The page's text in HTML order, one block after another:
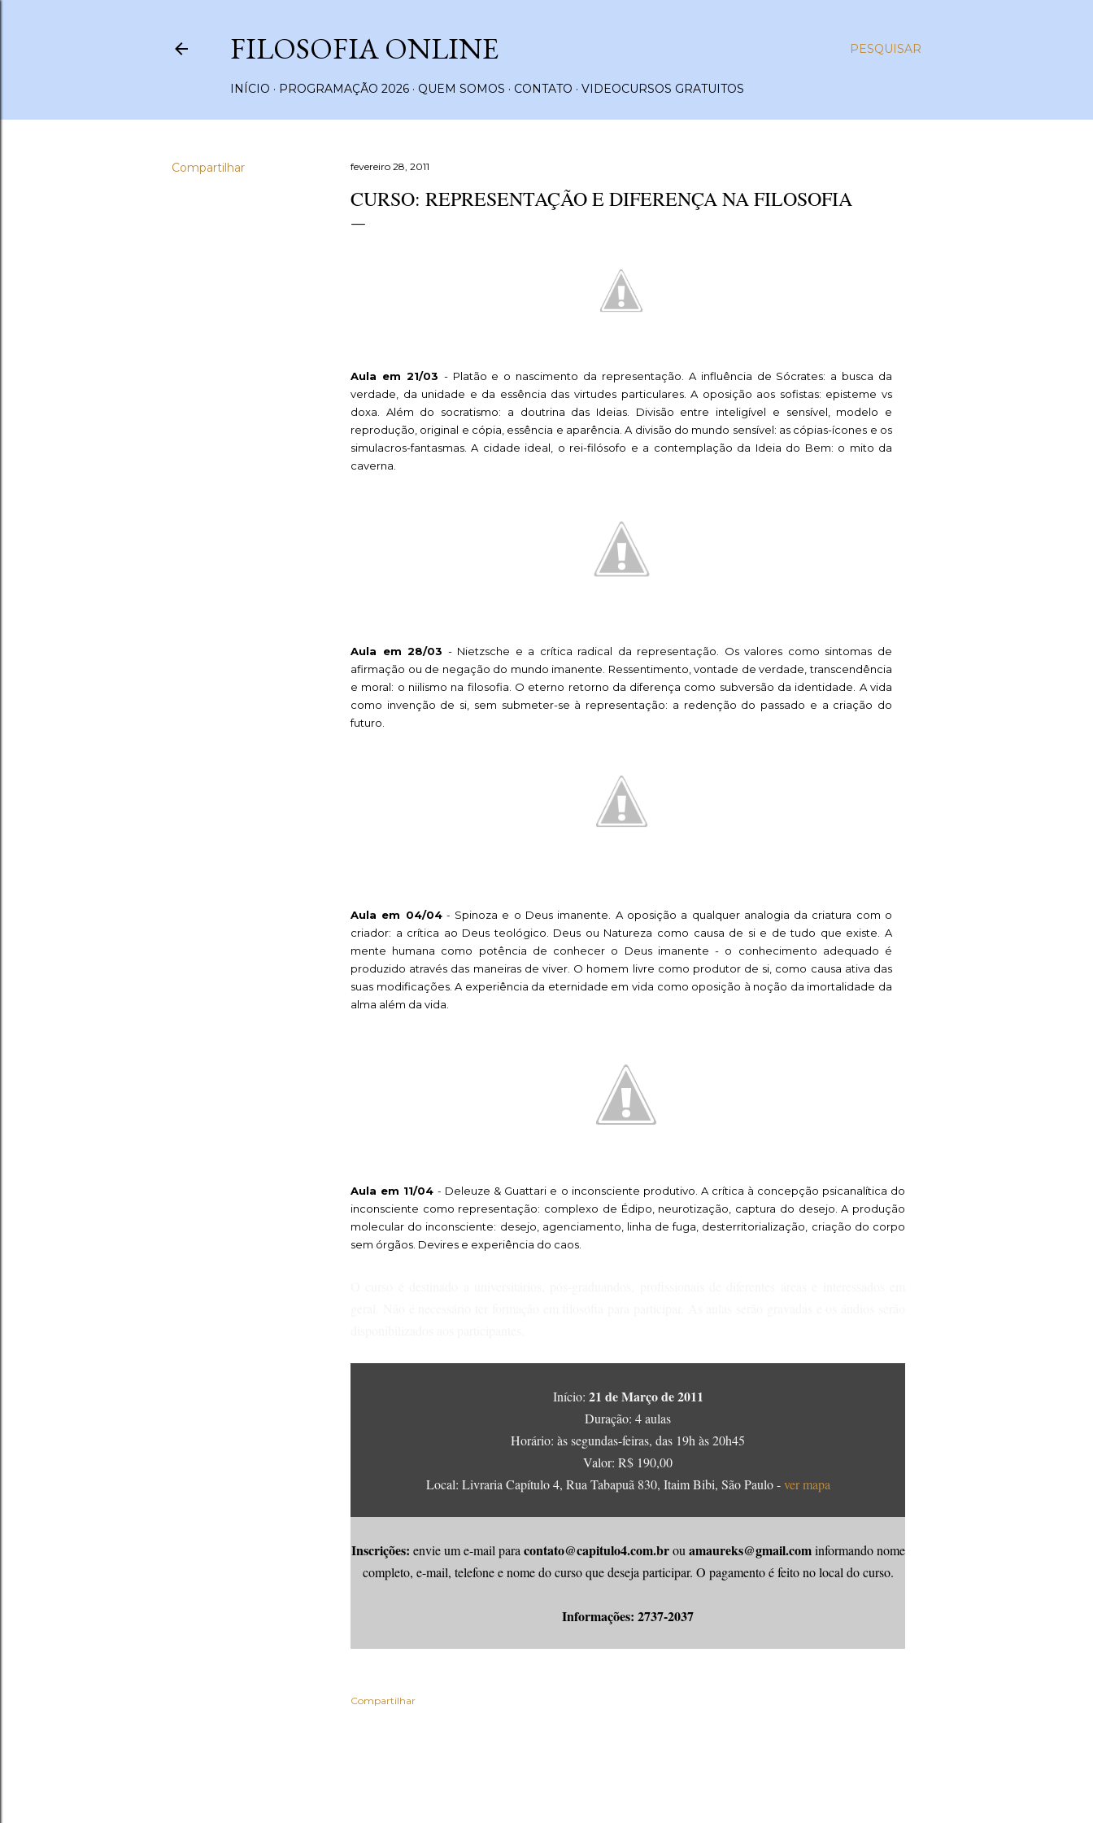
PESQUISAR
FILOSOFIA ONLINE
INÍCIO PROGRAMAÇÃO 2026 QUEM SOMOS CONTATO VIDEOCURSOS GRATUITOS
Compartilhar fevereiro 28, 2011
CURSO: REPRESENTAÇÃO E DIFERENÇA NA FILOSOFIA
Aula em 21/03 - Platão e o nascimento da representação. A influência de Sócrates: a busca da
verdade, da unidade e da essência das virtudes particulares. A oposição aos sofistas: episteme vs
doxa. Além do socratismo: a doutrina das Ideias. Divisão entre inteligível e sensível, modelo e
reprodução, original e cópia, essência e aparência. A divisão do mundo sensível: as cópias-ícones e os
simulacros-fantasmas. A cidade ideal, o rei-filósofo e a contemplação da Ideia do Bem: o mito da
caverna.
Aula em 28/03 - Nietzsche e a crítica radical da representação. Os valores como sintomas de
afirmação ou de negação do mundo imanente. Ressentimento, vontade de verdade, transcendência
e moral: o niilismo na filosofia. O eterno retorno da diferença como subversão da identidade. A vida
como invenção de si, sem submeter-se à representação: a redenção do passado e a criação do
futuro.
Aula em 04/04- Spinoza e o Deus imanente. A oposição a qualquer analogia da criatura com o
criador: a crítica ao Deus teológico. Deus ou Natureza como causa de si e de tudo que existe. A
mente humana como potência de conhecer o Deus imanente - o conhecimento adequado é
produzido através das maneiras de viver. O homem livre como produtor de si, como causa ativa das
suas modificações. A experiência da eternidade em vida como oposição à noção da imortalidade da
alma além da vida.
Aula em 11/04- Deleuze & Guattari e o inconsciente produtivo. A crítica à concepção psicanalítica do
inconsciente como representação: complexo de Édipo, neurotização, captura do desejo. A produção
molecular do inconsciente: desejo, agenciamento, linha de fuga, desterritorialização, criação do corpo
sem órgãos. Devires e experiência do caos.
Início: 21 de Março de 2011
Duração: 4 aulas
Horário: às segundas-feiras, das 19h às 20h45
Valor: R$ 190,00
Local: Livraria Capítulo 4, Rua Tabapuã 830, Itaim Bibi, São Paulo -ver mapa
Inscrições: envie um e-mail paracontato@capitulo4.com.brouamaureks@gmail.cominformando nome
completo, e-mail, telefone e nome do curso que deseja participar. O pagamento é feito no local do curso.
Informações: 2737-2037
Compartilhar